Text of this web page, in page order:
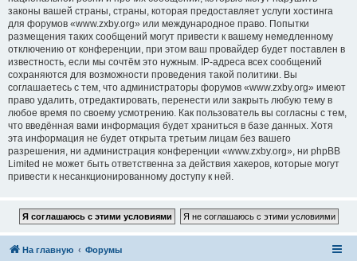
законы вашей страны, страны, которая предоставляет услуги хостинга
для форумов «www.zxby.org» или международное право. Попытки
размещения таких сообщений могут привести к вашему немедленному
отключению от конференции, при этом ваш провайдер будет поставлен в
известность, если мы сочтём это нужным. IP-адреса всех сообщений
сохраняются для возможности проведения такой политики. Вы
соглашаетесь с тем, что администраторы форумов «www.zxby.org» имеют
право удалить, отредактировать, перенести или закрыть любую тему в
любое время по своему усмотрению. Как пользователь вы согласны с тем,
что введённая вами информация будет храниться в базе данных. Хотя
эта информация не будет открыта третьим лицам без вашего
разрешения, ни администрация конференции «www.zxby.org», ни phpBB
Limited не может быть ответственна за действия хакеров, которые могут
привести к несанкционированному доступу к ней.
На главную Форумы